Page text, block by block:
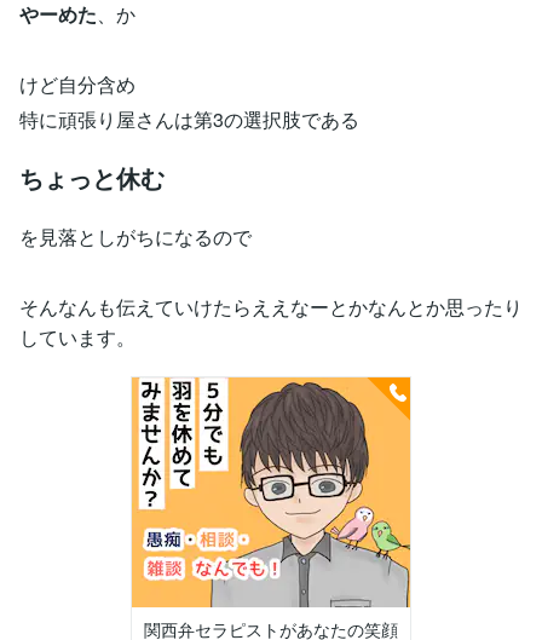
やーめた、か
けど自分含め
特に頑張り屋さんは第3の選択肢である
ちょっと休む
を見落としがちになるので
そんなんも伝えていけたらええなーとかなんとか思ったり
しています。
関西弁セラピストがあなたの笑顔